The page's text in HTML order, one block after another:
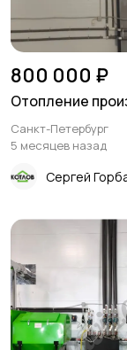
800 000 ₽
Отопление
Санкт-Петербург
5 месяцев назад
Сергей